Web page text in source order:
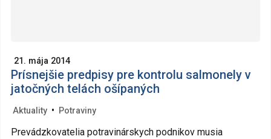
21. mája 2014
Prísnejšie predpisy pre kontrolu salmonely v
jatočných telách ošípaných
Aktuality • Potraviny
Prevádzkovatelia potravinárskych podnikov musia